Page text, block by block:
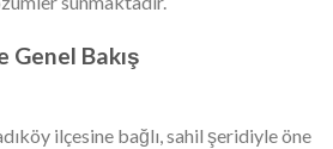
Genel Bakış
ilçesine bağlı, sahil şeridiyle öne